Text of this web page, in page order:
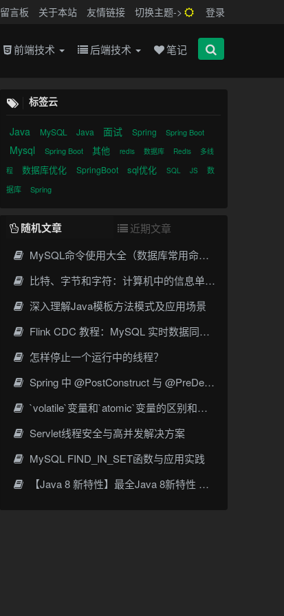
留言板 关于本站 友情链接 切换主题-> 登录
前端技术 后端技术 笔记
标签云
Java MySQL Java 面试 Spring Spring Boot
Mysql Spring Boot 其他 redis 数据库 Redis
多线
程
数据库优化 SpringBoot sql优化 SQL JS
数
据库
Spring
随机文章
近期文章
MySQL命令使用大全（数据库常用命令详解）
比特、字节和字符：计算机中的信息单位和数据表示
深入理解Java模板方法模式及应用场景
Flink CDC 教程：MySQL 实时数据同步实战指南
怎样停止一个运行中的线程？
Spring 中 @PostConstruct 与 @PreDestroy 的完整与实战
`volatile`变量和`atomic`变量的区别和用法
Servlet线程安全与高并发解决方案
MySQL FIND_IN_SET函数与应用实践
【Java 8 新特性】最全Java 8新特性 详解